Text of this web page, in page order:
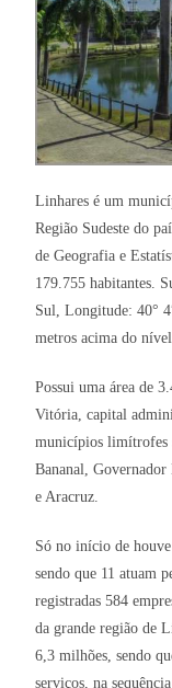
Linhares é um
Região Sudeste do
de Geografia e
179.755 habitantes.
Sul, Longitude: 40°
metros acima do
Possui uma área de
Vitória, capital
municípios limítrofes
Bananal,
e Aracruz.
Só no início de
sendo que 11 atuam
registradas 584
da grande região de
6,3 milhões, sendo
serviços, na